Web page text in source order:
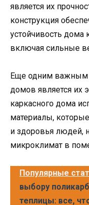
является их
конструкция
устойчивость
включая сильные
Еще одним важным
домов является их
каркасного дома
материалы,
и здоровья людей,
микроклимат в
Популярные
выбору
теплицы: все,